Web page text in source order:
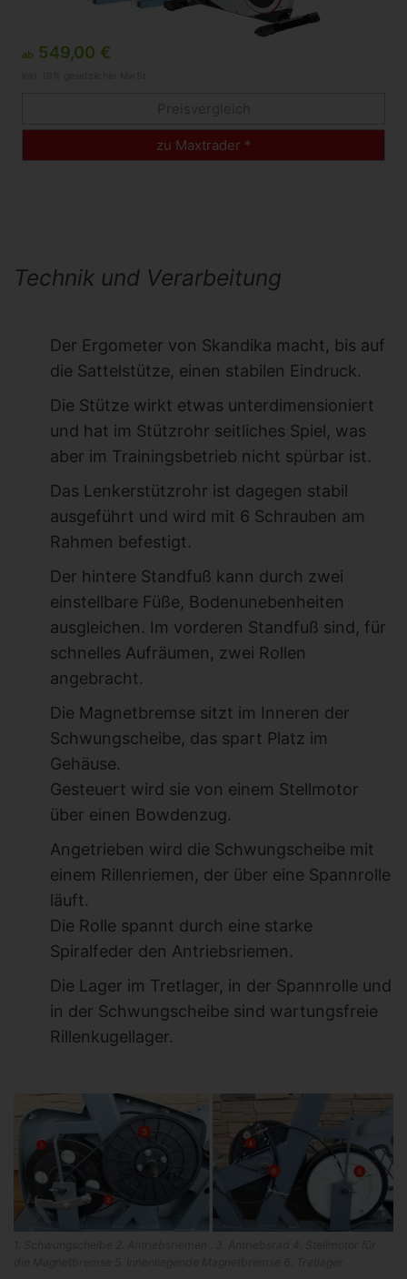
ab 549,00 €
zu Maxtrader *
Technik und Verarbeitung
Der Ergometer von Skandika macht, bis auf
die Sattelstütze, einen stabilen Eindruck.
Die Stütze wirkt etwas unterdimensioniert
und hat im Stützrohr seitliches Spiel, was
aber im Trainingsbetrieb nicht spürbar ist.
Das Lenkerstützrohr ist dagegen stabil
ausgeführt und wird mit 6 Schrauben am
Rahmen befestigt.
Der hintere Standfuß kann durch zwei
einstellbare Füße, Bodenunebenheiten
ausgleichen. Im vorderen Standfuß sind, für
schnelles Aufräumen, zwei Rollen
angebracht.
Die Magnetbremse sitzt im Inneren der
Schwungscheibe, das spart Platz im
Gehäuse.
Gesteuert wird sie von einem Stellmotor
über einen Bowdenzug.
Angetrieben wird die Schwungscheibe mit
einem Rillenriemen, der über eine Spannrolle
läuft.
Die Rolle spannt durch eine starke
Spiralfeder den Antriebsriemen.
Die Lager im Tretlager, in der Spannrolle und
in der Schwungscheibe sind wartungsfreie
Rillenkugellager.